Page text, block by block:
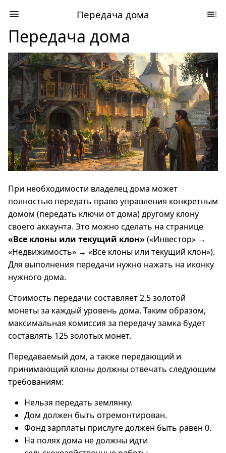
Передача дома
Передача дома
При необходимости владелец дома может
полностью передать право управления конкретным
домом (передать ключи от дома) другому клону
своего аккаунта. Это можно сделать на странице
«Все клоны или текущий клон»(«Инвестор» →
«Недвижимость» → «Все клоны или текущий клон»).
Для выполнения передачи нужно нажать на иконку
нужного дома.
Стоимость передачи составляет 2,5 золотой
монеты за каждый уровень дома. Таким образом,
максимальная комиссия за передачу замка будет
составлять 125 золотых монет.
Передаваемый дом, а также передающий и
принимающий клоны должны отвечать следующим
требованиям:
Нельзя передать землянку.
Дом должен быть отремонтирован.
Фонд зарплаты прислуге должен быть равен 0.
На полях дома не должны идти